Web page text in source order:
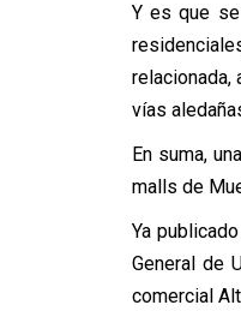
Y es que
relacionada,
vías
En suma,
malls de
Ya
General de
comercial